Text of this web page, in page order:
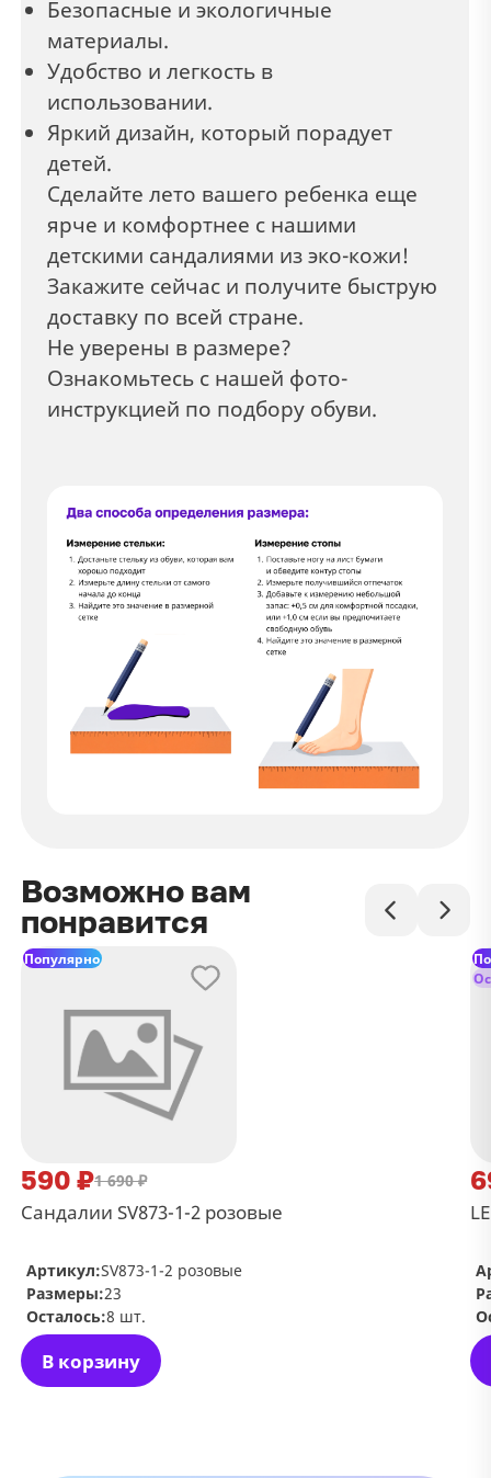
Безопасные и экологичные
материалы.
Удобство и легкость в
использовании.
Яркий дизайн, который порадует
детей.
Сделайте лето вашего ребенка еще
ярче и комфортнее с нашими
детскими сандалиями из эко-кожи!
Закажите сейчас и получите быструю
доставку по всей стране.
Не уверены в размере?
Ознакомьтесь с нашей фото-
инструкцией по подбору обуви.
Возможно вам
понравится
Популярно
590 ₽1 690 ₽
Сандалии SV873-1-2 розовые
В корзину
Артикул:SV873-1-2 розовые
Размеры:23
Осталось:8 шт.